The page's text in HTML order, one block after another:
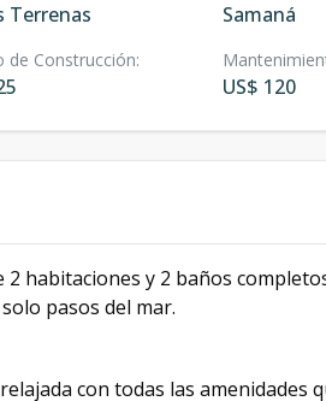
Terrenas Samaná
de Construcción:
US$ 120
2 habitaciones y 2 baños
pasos del mar.
con todas las amenidades